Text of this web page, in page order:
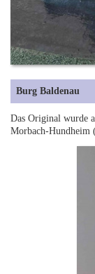
Burg Baldenau
Das Original wurde
Morbach-Hundheim